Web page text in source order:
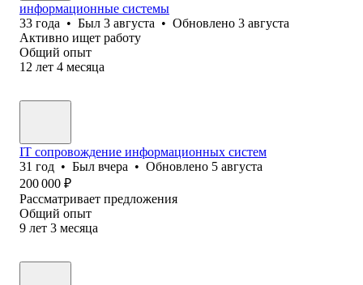
информационные системы
33 года • Был 3 августа • Обновлено 3 августа
Активно ищет работу
Общий опыт
12 лет 4 месяца
IT сопровождение информационных систем
31 год • Был вчера • Обновлено 5 августа
200 000 ₽
Рассматривает предложения
Общий опыт
9 лет 3 месяца